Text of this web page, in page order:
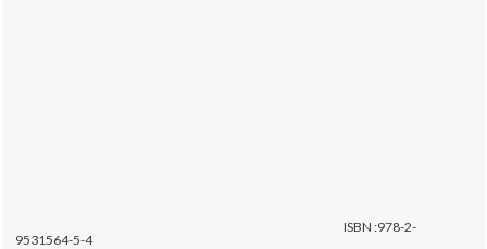
ISBN :978-2-
9531564-5-4